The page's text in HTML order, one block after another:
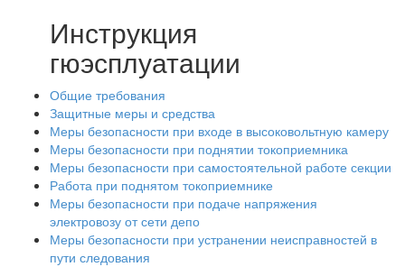
Инструкция
гюэсплуатации
Общие требования
Защитные меры и средства
Меры безопасности при входе в высоковольтную камеру
Меры безопасности при поднятии токоприемника
Меры безопасности при самостоятельной работе секции
Работа при поднятом токоприемнике
Меры безопасности при подаче напряжения
электровозу от сети депо
Меры безопасности при устранении неисправностей в
пути следования